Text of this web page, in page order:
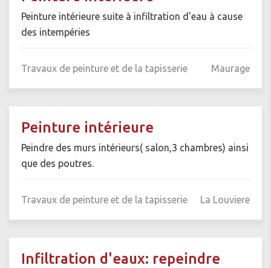
Peinture intérieure suite à infiltration d'eau à cause
des intempéries
Travaux de peinture et de la tapisserie Maurage
Peinture intérieure
Peindre des murs intérieurs( salon,3 chambres) ainsi
que des poutres.
Travaux de peinture et de la tapisserie La Louviere
Infiltration d'eaux: repeindre